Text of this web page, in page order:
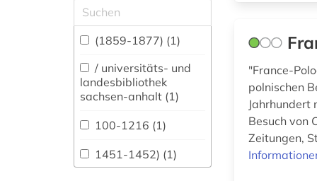
Allgemeine und
vergleichende Sprach-
und
Literaturwissenschaft.
Indogermanistik.
Außereuropäische
Sprachen und
Amerikanistik (222)
(1859-1877) (1)
/ universitäts- und
landesbibliothek
sachsen-anhalt (1)
100-1216 (1)
1451-1452) (1)
"France-
polnischen
Jahrhundert
Besuch von
Zeitungen,